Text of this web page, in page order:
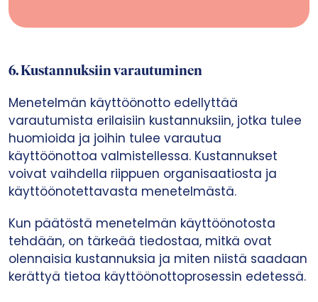
6.Kustannuksiin varautuminen
Menetelmän käyttöönotto edellyttää
varautumista erilaisiin kustannuksiin, jotka tulee
huomioida ja joihin tulee varautua
käyttöönottoa valmistellessa. Kustannukset
voivat vaihdella riippuen organisaatiosta ja
käyttöönotettavasta menetelmästä.
Kun päätöstä menetelmän käyttöönotosta
tehdään, on tärkeää tiedostaa, mitkä ovat
olennaisia kustannuksia ja miten niistä saadaan
kerättyä tietoa käyttöönottoprosessin edetessä.